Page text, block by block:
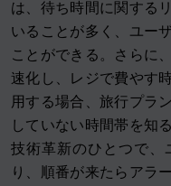
は、待ち時間に関する
いることが多く、ユー
ことができる。さらに
速化し、レジで費やす
用する場合、旅行プラ
していない時間帯を知
技術革新のひとつで、
り、順番が来たらアラ